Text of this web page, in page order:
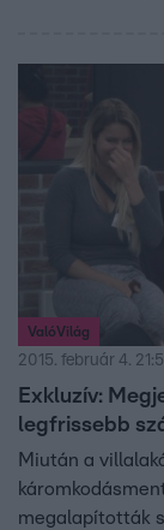
ValóVilág
2015. február 4.
Exkluzív:
legfrissebb
Miután a
megalapították